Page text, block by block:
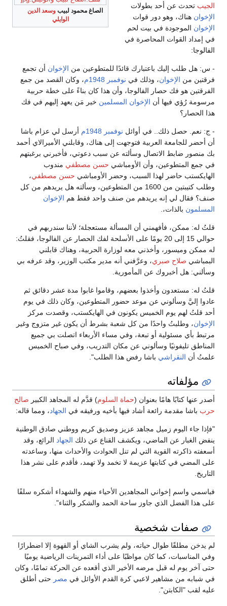
الصاغ محمود لبيبوسعد الدين
الوايلي
الجيب تحدث عن أحد بطولات
الإخوان هناك، وهو دور قوات
الإخوان الموجودة في بيت لحم
في إمداد القوات المحاصرة في
الفالوجا:
- س: هل طلب إليك باعتبارك قائدًا للمتطوعين من الإخوان أن تجمع
فرقتين من الإخوان، وذلك في نوفمبر 1948م
، وكان القصد من جمع
الفرقتين هو فك حصار الفالوجا، وأن هذا كان بناءً على خطة حربية
مرسومة رُؤي فيها أن الإخوان المسلمين خير مَن يعهد إليهم في فك
هذا الحصار؟
- ج: نعم. حصل ذلك.. في أوائل نوفمبر 1948م
أرسل لي عزام باشا
أن أحضر للجامعة العربية فتوجهت إلى هناك، وقابلني الأميرالاي أحمد
بك منصور ضابط الاتصال وسألته عن سبب دعوتي، فأخبرني برغبتهم
في جمع المتطوعين، وأن الأومباشي حسن مصطفي مندوب
الهايكستب حاضر لهذا السبب، وحضر الأومباشي حسن مصطفي،
وطلب كتيبتين من 1600 من المتطوعين، وسألته هل يريدهم من كل
صنف؟ فقال لي إنه يريدهم من صنف واحد فقط هم الإخوان
المسلمون بالذات،.
قلتُ له: ممكن، فأفهمني أن المسألة مستعجلة؛ لأننا سندربهم في
حوالي 15 إلى 20 يومًا على الأسلحة لفك الحصار عن الفالوجا، فقلتُ:
له ممكن وميسور، وأخذني معه لوزارة الحربية، وهناك قابلني
البمباشي صلاح صبري، وعرَّفني أنه مدير مكتب الوزير، وقد عرفه بي
وسألني: هل أخبروك عن المأمورية.
قلتُ له: مستعدون وأخذوا بعضهم، وقاموا غابوا مدة عشر دقائق ثم
عادوا إليَّ وسألوني عن موعد حضور المتطوعين، وكان ذلك في يوم
أحد قلتُ لهم يوم الخميس يكونون في الهايكستب، وقصدت مركز
الإخوان، وطلبتُ واحدًا من كل شعبة بشرط أن يكون غير متزوج وغير
مرتبط بأي مسئولية أو تبعة، وفي مساء الأربعاء اتصلت بي جميع
المناطق تليفونيًا وسألوني عن مكان التدريب، وفي صباح الخميس
علمتُ أن النقراشي باشا رفض هذا الطلب".
مؤلفاته
أصدر عنها كتابًا هامًا بعنوان (حماة السلوم) قدَّم له المجاهد الكبير صالح
حرب باشا مقدمة رائعة أشاد فيها بأخيه ورفيقه في الجهاد، ومما قاله:
"فإذا جاء اليوم زميل مجاهد عزيز وصديق كريم ووطني صادق الوطنية
ينفض الغبار عن الماضي، ويكشف القناع عن ذلك الجهاد الرائع، وقد
أسعفته ذاكرته القوية التي لم تنل الحوادث والأحداث منها، وساعدته
على المضي في كتابتها عزيمة لا تخمد ولا تهمد، فأقدم على نشر هذا
التاريخ.
فباسمي واسم إخواني المجاهدين الأحياء منهم والشهداء أشكره سلفًا
على هذا الفضل الذي جاوز ساحة الحمد والشكر والثناء".
صفات شخصية
لم يدخن مطلقًا طوال حياته، ولم يشرب الشاي أو القهوة إلا اضطرارًا
وفي المناسبات، كما كان مواظبًا على أداء التمرينات الرياضية يوميًا
حتى آخر يوم له قبل مرضه الأخير الذي أقعده عن الحركة تمامًا، وكان
في شبابه من مشاهير لاعبي كرة القدم الأوائل في مصر حتى أطلق
عليه لقب "الكابتن".